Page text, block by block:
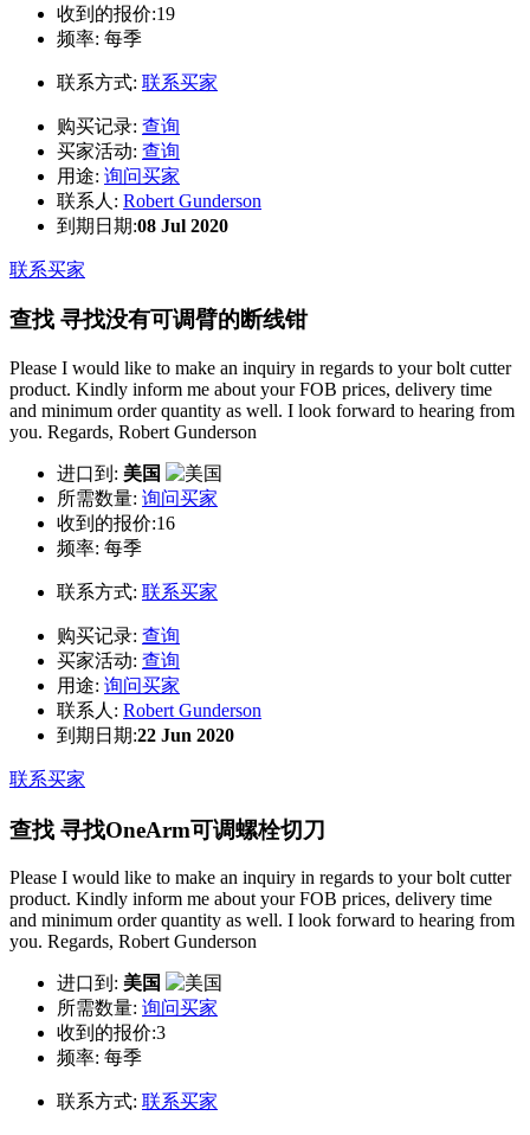
收到的报价:19
频率: 每季
联系方式: 联系买家
购买记录: 查询
买家活动: 查询
用途: 询问买家
联系人: Robert Gunderson
到期日期:08 Jul 2020
联系买家
查找 寻找没有可调臂的断线钳
Please I would like to make an inquiry in regards to your bolt cutter
product. Kindly inform me about your FOB prices, delivery time
and minimum order quantity as well. I look forward to hearing from
you. Regards, Robert Gunderson
进口到: 美国
所需数量: 询问买家
收到的报价:16
频率: 每季
联系方式: 联系买家
购买记录: 查询
买家活动: 查询
用途: 询问买家
联系人: Robert Gunderson
到期日期:22 Jun 2020
联系买家
查找 寻找OneArm可调螺栓切刀
Please I would like to make an inquiry in regards to your bolt cutter
product. Kindly inform me about your FOB prices, delivery time
and minimum order quantity as well. I look forward to hearing from
you. Regards, Robert Gunderson
进口到: 美国
所需数量: 询问买家
收到的报价:3
频率: 每季
联系方式: 联系买家